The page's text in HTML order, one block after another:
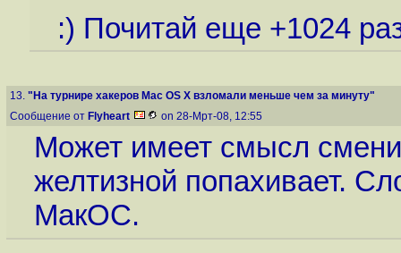
:) Почитай еще +1024
13. "На турнире хакеров Mac OS X взломали меньше чем за минуту"
Сообщение от Flyheart on 28-Мрт-08, 12:55
Может имеет смысл
желтизной попахивает.
МакОС.